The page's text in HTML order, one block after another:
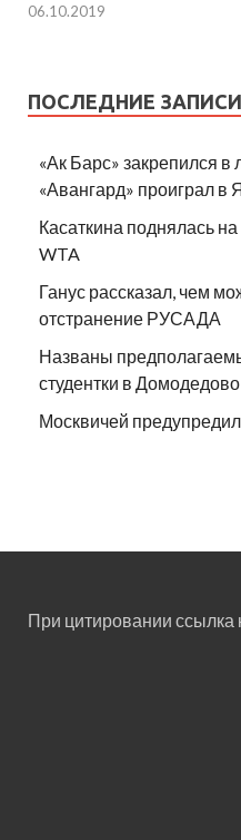
06.10.2019
ПОСЛЕДНИЕ ЗАПИСИ
«Ак Барс» закрепился в
«Авангард» проиграл в
Касаткина поднялась
WTA
Ганус рассказал, чем
отстранение РУСАДА
Названы
студентки в Домодедово
Москвичей
При цитировании ссылка